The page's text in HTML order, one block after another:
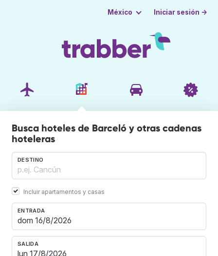
México Iniciar sesión →
Busca hoteles de Barceló y otras cadenas
hoteleras
DESTINO
Incluir apartamentos y casas
ENTRADA
SALIDA